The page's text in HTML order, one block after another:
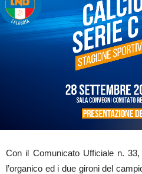
Con il Comunicato Ufficiale n.
l’organico ed i due gironi del